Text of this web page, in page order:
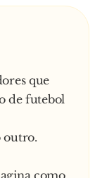
que
de futebol
outro.
como